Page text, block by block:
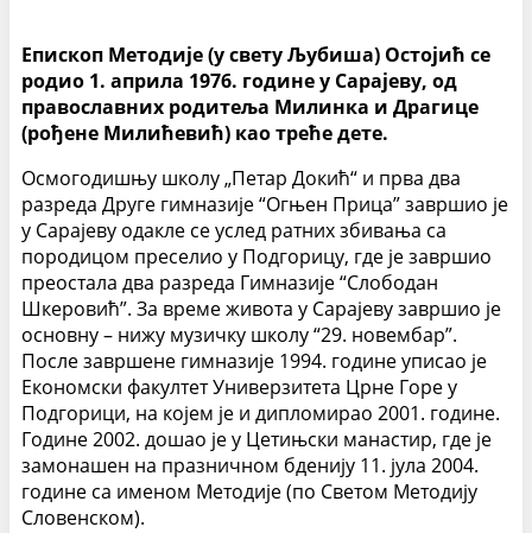
Епископ Методије (у свету Љубиша) Остојић се
родио 1. априла 1976. године у Сарајеву, од
православних родитеља Милинка и Драгице
(рођене Милићевић) као треће дете.
Осмогодишњу школу „Петар Докић“ и прва два
разреда Друге гимназије “Огњен Прица” завршио је
у Сарајеву одакле се услед ратних збивања са
породицом преселио у Подгорицу, где је завршио
преостала два разреда Гимназије “Слободан
Шкеровић”. За време живота у Сарајеву завршио је
основну – нижу музичку школу “29. новембар”.
После завршене гимназије 1994. године уписао је
Економски факултет Универзитета Црне Горе у
Подгорици, на којем је и дипломирао 2001. године.
Године 2002. дошао је у Цетињски манастир, где је
замонашен на празничном бденију 11. јула 2004.
године са именом Методије (по Светом Методију
Словенском).